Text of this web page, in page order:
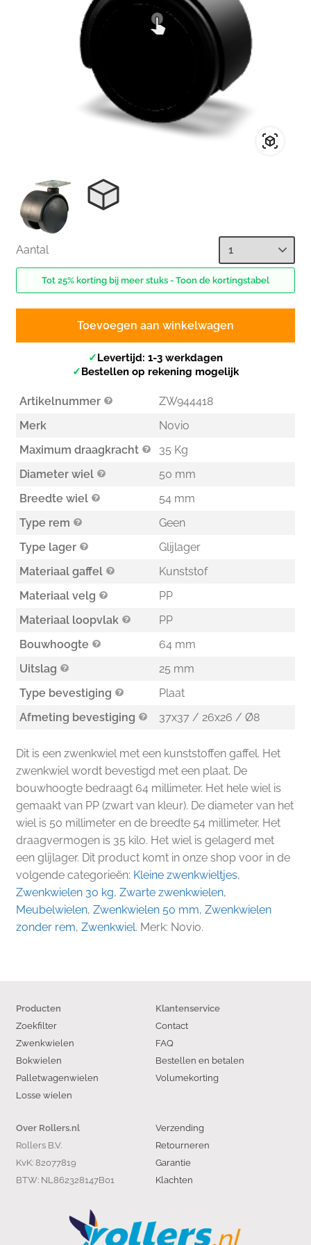
Dit is een zwenkwiel met een kunststoffen gaffel. Het
zwenkwiel wordt bevestigd met een plaat. De
bouwhoogte bedraagt 64 millimeter. Het hele wiel is
gemaakt van PP (zwart van kleur). De diameter van het
wiel is 50 millimeter en de breedte 54 millimeter. Het
draagvermogen is 35 kilo. Het wiel is gelagerd met
een glijlager. Dit product komt in onze shop voor in de
volgende categorieën: Kleine zwenkwieltjes,
Zwenkwielen 30 kg, Zwarte zwenkwielen,
Meubelwielen, Zwenkwielen 50 mm, Zwenkwielen
zonder rem, Zwenkwiel. Merk: Novio.
Aantal
Tot 25% korting bij meer stuks - Toon de kortingstabel
Toevoegen aan winkelwagen
✓Levertijd: 1-3 werkdagen
✓Bestellen op rekening mogelijk
Artikelnummer
ZW944418
Merk
Novio
Maximum draagkracht
35 Kg
Diameter wiel
50 mm
Breedte wiel
54 mm
Type rem
Geen
Type lager
Glijlager
Materiaal gaffel
Kunststof
Materiaal velg
PP
Materiaal loopvlak
PP
Bouwhoogte
64 mm
Uitslag
25 mm
Type bevestiging
Plaat
Afmeting bevestiging
37x37 / 26x26 / Ø8
Producten
Zoekfilter
Zwenkwielen
Bokwielen
Palletwagenwielen
Losse wielen
Klantenservice
Contact
FAQ
Bestellen en betalen
Volumekorting
Verzending
Retourneren
Garantie
Klachten
Over Rollers.nl
Rollers B.V.
KvK: 82077819
BTW: NL862328147B01